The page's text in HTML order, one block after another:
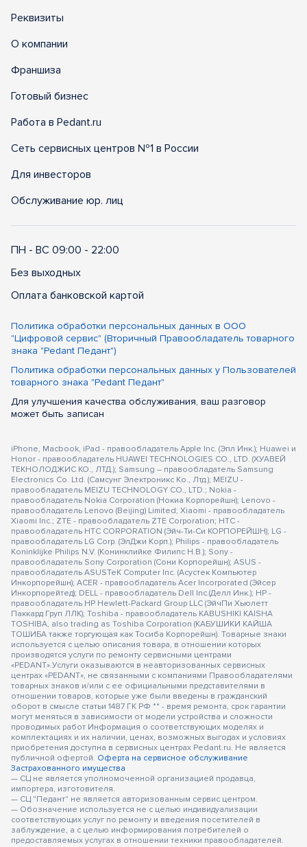
Реквизиты
О компании
Франшиза
Готовый бизнес
Работа в Pedant.ru
Сеть сервисных центров №1 в России
Для инвесторов
Обслуживание юр. лиц
ПН - ВС 09:00 - 22:00
Без выходных
Оплата банковской картой
Политика обработки персональных данных в ООО
"Цифровой сервис" (Вторичный Правообладатель товарного
знака "Pedant Педант")
Политика обработки персональных данных у Пользователей
товарного знака "Pedant Педант"
Для улучшения качества обслуживания, ваш разговор
может быть записан
iPhone, Macbook, iPad - правообладатель Apple Inc. (Эпл Инк.); Huawei и
Honor - правообладатель HUAWEI TECHNOLOGIES CO., LTD. (ХУАВЕЙ
ТЕКНОЛОДЖИС КО., ЛТД.); Samsung – правообладатель Samsung
Electronics Co. Ltd. (Самсунг Электроникс Ко., Лтд.); MEIZU -
правообладатель MEIZU TECHNOLOGY CO., LTD.; Nokia -
правообладатель Nokia Corporation (Нокиа Корпорейшн); Lenovo -
правообладатель Lenovo (Beijing) Limited; Xiaomi - правообладатель
Xiaomi Inc.; ZTE - правообладатель ZTE Corporation; HTC -
правообладатель HTC CORPORATION (Эйч-Ти-Си КОРПОРЕЙШН); LG -
правообладатель LG Corp. (ЭлДжи Корп.); Philips - правообладатель
Koninklijke Philips N.V. (Конинклийке Филипс Н.В.); Sony -
правообладатель Sony Corporation (Сони Корпорейшн); ASUS -
правообладатель ASUSTeK Computer Inc. (Асустек Компьютер
Инкорпорейшн); ACER - правообладатель Acer Incorporated (Эйсер
Инкорпорейтед); DELL - правообладатель Dell Inc.(Делл Инк.); HP -
правообладатель HP Hewlett-Packard Group LLC (ЭйчПи Хьюлетт
Паккард Груп ЛЛК); Toshiba - правообладатель KABUSHIKI KAISHA
TOSHIBA, also trading as Toshiba Corporation (КАБУШИКИ КАЙША
ТОШИБА также торгующая как Тосиба Корпорейшн). Товарные знаки
используется с целью описания товара, в отношении которых
производятся услуги по ремонту сервисными центрами
«PEDANT».Услуги оказываются в неавторизованных сервисных
центрах «PEDANT», не связанными с компаниями Правообладателями
товарных знаков и/или с ее официальными представителями в
отношении товаров, которые уже были введены в гражданский
оборот в смысле статьи 1487 ГК РФ ** - время ремонта, срок гарантии
могут меняться в зависимости от модели устройства и сложности
проводимых работ Информация о соответствующих моделях и
комплектациях и их наличии, ценах, возможных выгодах и условиях
приобретения доступна в сервисных центрах Pedant.ru. Не является
публичной офертой. Оферта на сервисное обслуживание
Застрахованного имущества
— СЦ не является уполномоченной организацией продавца,
импортера, изготовителя.
— СЦ "Педант" не является авторизованным сервис центром.
— Обозначение используется не с целью индивидуализации
соответствующих услуг по ремонту и введения посетителей в
заблуждение, а с целью информирования потребителей о
предоставляемых услугах в отношении техники правообладателей.